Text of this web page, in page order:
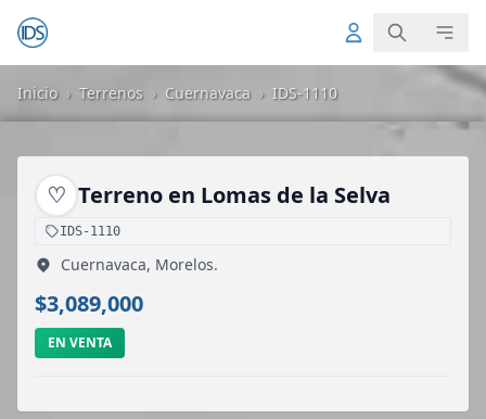
Inicio › Terrenos › Cuernavaca › IDS-1110
♡ Terreno en Lomas de la Selva
IDS-1110
Cuernavaca, Morelos.
$3,089,000
EN VENTA